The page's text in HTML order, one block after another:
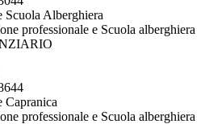
Alberghiera
professionale e Scuola alberghiera
professionale e Scuola alberghiera